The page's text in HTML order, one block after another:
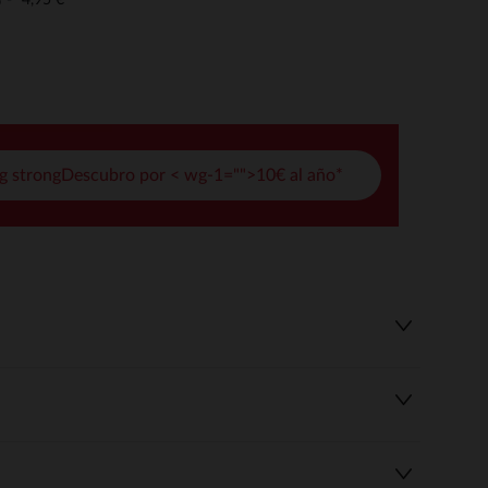
strongDescubro por < wg-1="">10€ al año*